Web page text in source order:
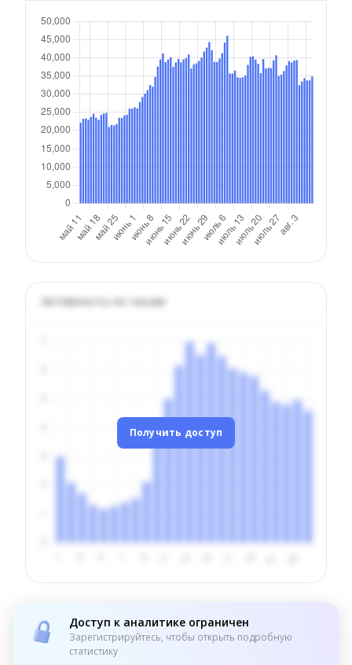
Активность по часам
Получить доступ
Доступ к аналитике ограничен
Зарегистрируйтесь, чтобы открыть подробную
статистику